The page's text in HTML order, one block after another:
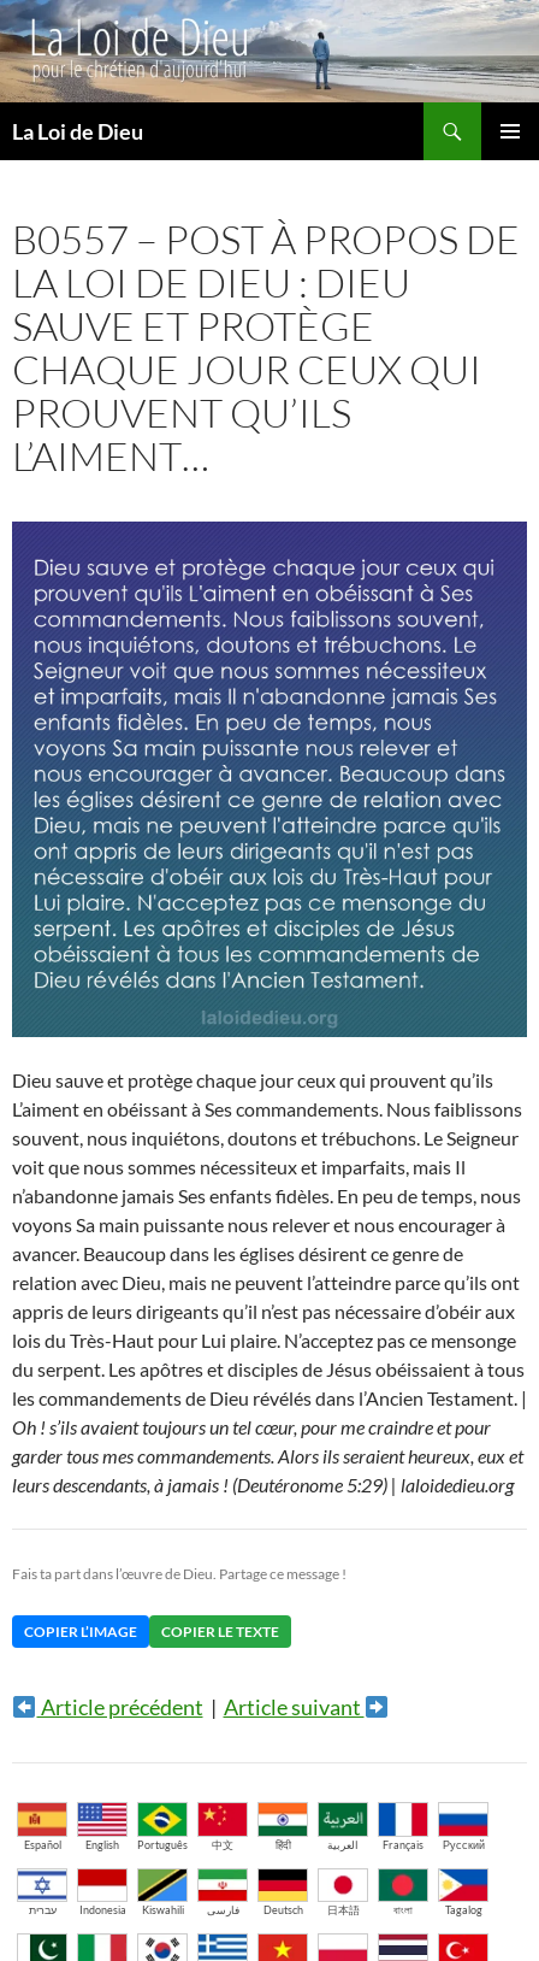
La Loi de Dieu
B0557 – POST À PROPOS DE
LA LOI DE DIEU : DIEU
SAUVE ET PROTÈGE
CHAQUE JOUR CEUX QUI
PROUVENT QU’ILS
L’AIMENT…
Dieu sauve et protège chaque jour ceux qui prouvent qu’ils
L’aiment en obéissant à Ses commandements. Nous faiblissons
souvent, nous inquiétons, doutons et trébuchons. Le Seigneur
voit que nous sommes nécessiteux et imparfaits, mais Il
n’abandonne jamais Ses enfants fidèles. En peu de temps, nous
voyons Sa main puissante nous relever et nous encourager à
avancer. Beaucoup dans les églises désirent ce genre de
relation avec Dieu, mais ne peuvent l’atteindre parce qu’ils ont
appris de leurs dirigeants qu’il n’est pas nécessaire d’obéir aux
lois du Très-Haut pour Lui plaire. N’acceptez pas ce mensonge
du serpent. Les apôtres et disciples de Jésus obéissaient à tous
les commandements de Dieu révélés dans l’Ancien Testament. |
Oh ! s’ils avaient toujours un tel cœur, pour me craindre et pour
garder tous mes commandements. Alors ils seraient heureux, eux et
leurs descendants, à jamais ! (Deutéronome 5:29) | laloidedieu.org
Fais ta part dans l’œuvre de Dieu. Partage ce message !
COPIER L’IMAGE COPIER LE TEXTE
Article précédent | Article suivant
Español English Português 中文 हिंदी العربية Français Русский
עברית Indonesia Kiswahili فارسی Deutsch 日本語 বাংলা Tagalog